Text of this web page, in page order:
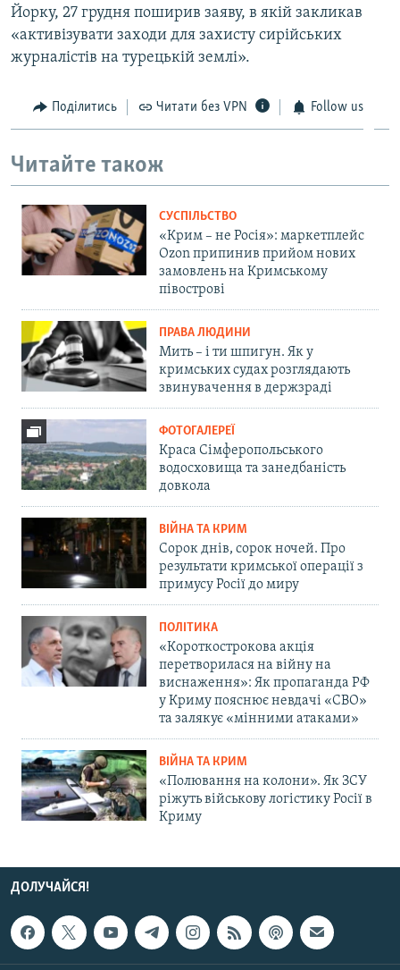
Йорку, 27 грудня поширив заяву, в якій закликав
«активізувати заходи для захисту сирійських
журналістів на турецькій землі».
Поділитись Читати без VPN Follow us
Читайте також
СУСПІЛЬСТВО
«Крим – не Росія»: маркетплейс
Ozon припинив прийом нових
замовлень на Кримському
півострові
ПРАВА ЛЮДИНИ
Мить – і ти шпигун. Як у
кримських судах розглядають
звинувачення в держзраді
ФОТОГАЛЕРЕЇ
Краса Сімферопольського
водосховища та занедбаність
довкола
ВІЙНА ТА КРИМ
Сорок днів, сорок ночей. Про
результати кримської операції з
примусу Росії до миру
ПОЛІТИКА
«Короткострокова акція
перетворилася на війну на
виснаження»: Як пропаганда РФ
у Криму пояснює невдачі «СВО»
та залякує «мінними атаками»
ВІЙНА ТА КРИМ
«Полювання на колони». Як ЗСУ
ріжуть військову логістику Росії в
Криму
ДОЛУЧАЙСЯ!